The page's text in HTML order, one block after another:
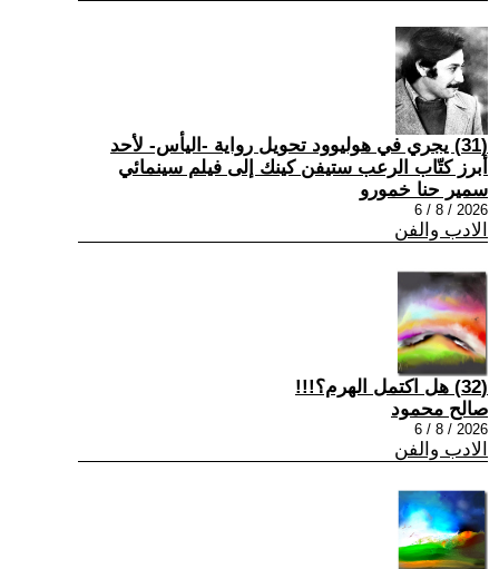
(31) يجري في هوليوود تحويل رواية -اليأس- لأحد
أبرز كتّاب الرعب ستيفن كينك إلى فيلم سينمائي
سمير حنا خمورو
2026 / 8 / 6
الادب والفن
(32) هل اكتمل الهرم؟!!!
صالح محمود
2026 / 8 / 6
الادب والفن